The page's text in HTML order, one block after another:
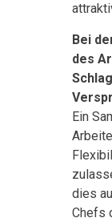
Bei
des
Ein
dies
Chefs